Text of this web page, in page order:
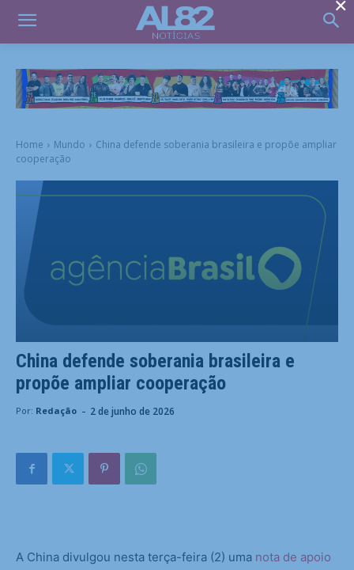
Home Mundo
China defende soberania brasileira e propõe ampliar
cooperação
China defende soberania brasileira e
propõe ampliar cooperação
Por: Redação - 2 de junho de 2026
A China divulgou nesta terça-feira (2) uma nota de apoio